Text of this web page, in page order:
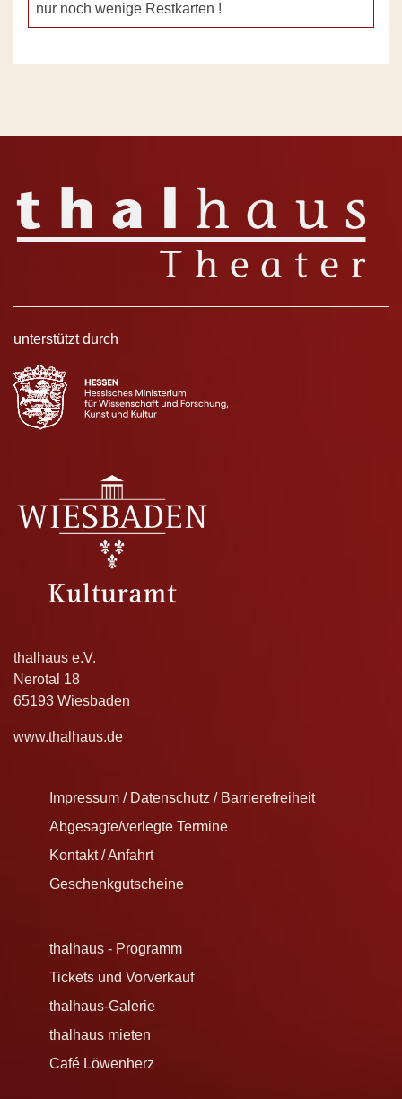
nur noch wenige Restkarten !
unterstützt durch
thalhaus e.V.
Nerotal 18
65193 Wiesbaden
www.thalhaus.de
Impressum / Datenschutz / Barrierefreiheit
Abgesagte/verlegte Termine
Kontakt / Anfahrt
Geschenkgutscheine
thalhaus - Programm
Tickets und Vorverkauf
thalhaus-Galerie
thalhaus mieten
Café Löwenherz